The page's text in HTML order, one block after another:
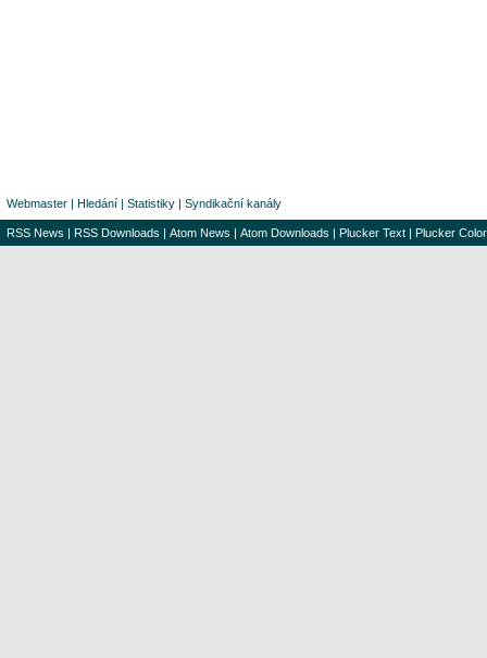
Webmaster | Hledání | Statistiky | Syndikační kanály
RSS News | RSS Downloads | Atom News | Atom Downloads | Plucker Text | Plucker Color